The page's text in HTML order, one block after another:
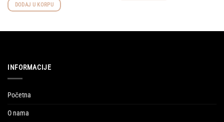
DODAJ U KORPU
INFORMACIJE
Početna
O nama